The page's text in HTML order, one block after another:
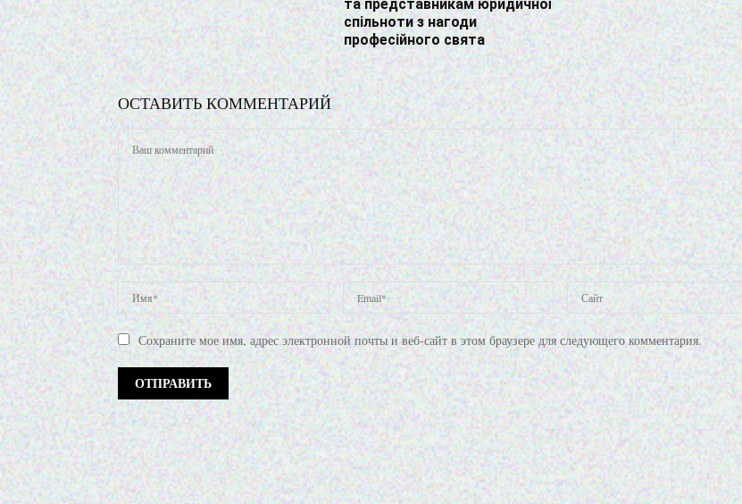
та представникам юридичної
спільноти з нагоди
професійного свята
ОСТАВИТЬ КОММЕНТАРИЙ
Сохраните мое имя, адрес электронной почты и веб-сайт в этом браузере для следующего комментария.